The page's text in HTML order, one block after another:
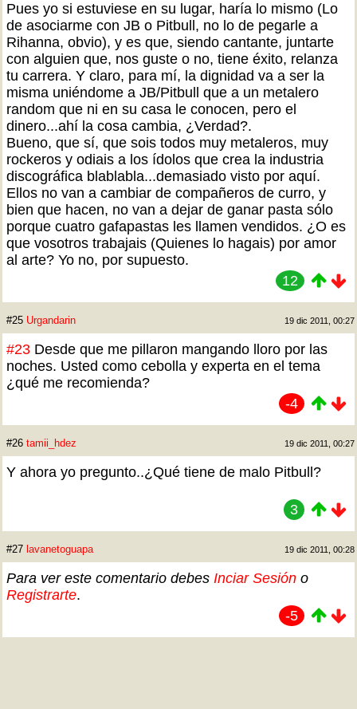
Pues yo si estuviese en su lugar, haría lo mismo (Lo
de asociarme con JB o Pitbull, no lo de pegarle a
Rihanna, obvio), y es que, siendo cantante, juntarte
con alguien que, nos guste o no, tiene éxito, relanza
tu carrera. Y claro, para mí, la dignidad va a ser la
misma uniéndome a JB/Pitbull que a un metalero
random que ni en su casa le conocen, pero el
dinero...ahí la cosa cambia, ¿Verdad?.
Bueno, que sí, que sois todos muy metaleros, muy
rockeros y odiais a los ídolos que crea la industria
discográfica blablabla...demasiado visto por aquí.
Ellos no van a cambiar de compañeros de curro, y
bien que hacen, no van a dejar de ganar pasta sólo
porque cuatro gafapastas les llamen vendidos. ¿O es
que vosotros trabajais (Quienes lo hagais) por amor
al arte? Yo no, por supuesto.
12
#25 Urgandarin 19 dic 2011, 00:27
#23 Desde que me pillaron mangando lloro por las
noches. Usted como cebolla y experta en el tema
¿qué me recomienda?
-4
#26 tamii_hdez 19 dic 2011, 00:27
Y ahora yo pregunto..¿Qué tiene de malo Pitbull?
3
#27 lavanetoguapa 19 dic 2011, 00:28
Para ver este comentario debes Inciar Sesión o
Registrarte.
-5